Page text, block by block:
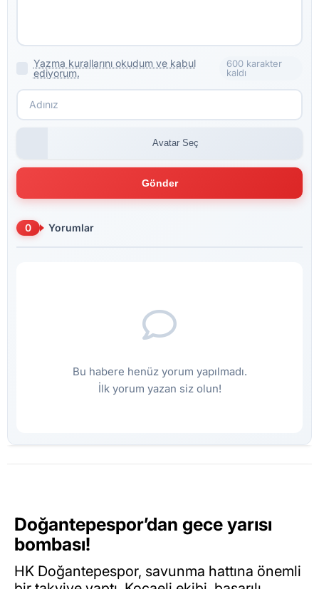
Yazma kurallarını okudum ve kabul
ediyorum.
600 karakter
kaldı
Avatar Seç
Gönder
0 Yorumlar
Bu habere henüz yorum yapılmadı.
İlk yorum yazan siz olun!
Doğantepespor’dan gece yarısı
bombası!
HK Doğantepespor, savunma hattına önemli